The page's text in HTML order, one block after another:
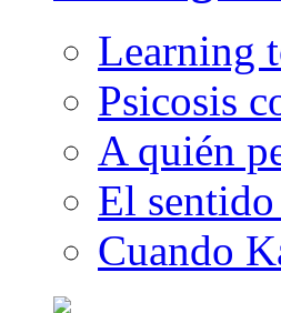
Learning
Psicosis
A quién
El
Cuando